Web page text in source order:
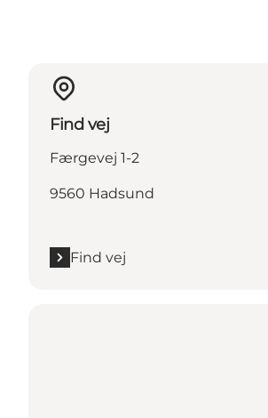
Find vej
Færgevej 1-2
9560 Hadsund
Find vej